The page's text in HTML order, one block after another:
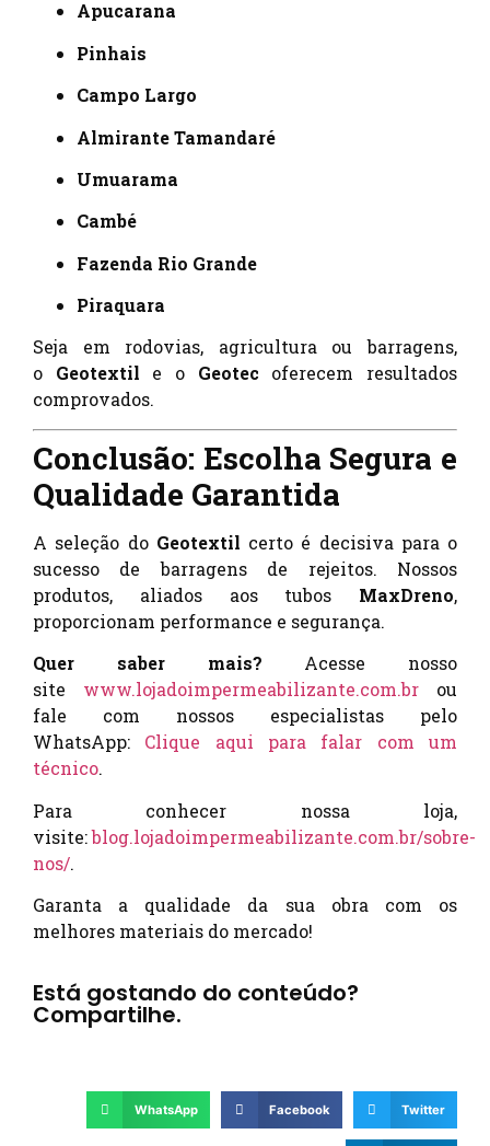
Apucarana
Pinhais
Campo Largo
Almirante Tamandaré
Umuarama
Cambé
Fazenda Rio Grande
Piraquara
Seja em rodovias, agricultura ou barragens,
o Geotextil e o Geotec oferecem resultados
comprovados.
Conclusão: Escolha Segura e
Qualidade Garantida
A seleção do Geotextil certo é decisiva para o
sucesso de barragens de rejeitos. Nossos
produtos, aliados aos tubos MaxDreno,
proporcionam performance e segurança.
Quer saber mais? Acesse nosso
site www.lojadoimpermeabilizante.com.br ou
fale com nossos especialistas pelo
WhatsApp: Clique aqui para falar com um
técnico.
Para conhecer nossa loja,
visite:blog.lojadoimpermeabilizante.com.br/sobre-
nos/.
Garanta a qualidade da sua obra com os
melhores materiais do mercado!
Está gostando do conteúdo?
Compartilhe.
WhatsApp Facebook Twitter